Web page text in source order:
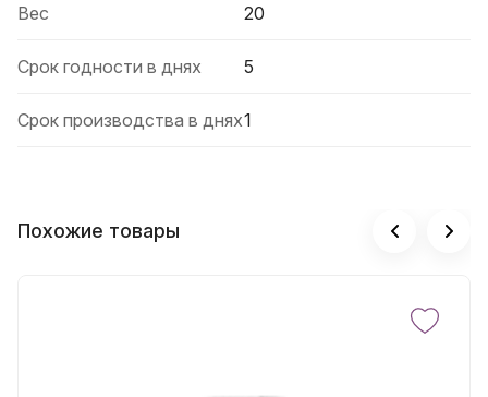
Вес 20
Срок годности в днях 5
Срок производства в днях1
Похожие товары